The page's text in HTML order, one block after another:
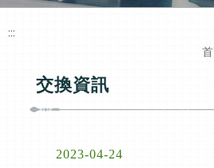
:::
交換資訊
2023-04-24